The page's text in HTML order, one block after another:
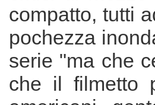
compatto, tutti
pochezza
serie "ma che
che il filmetto